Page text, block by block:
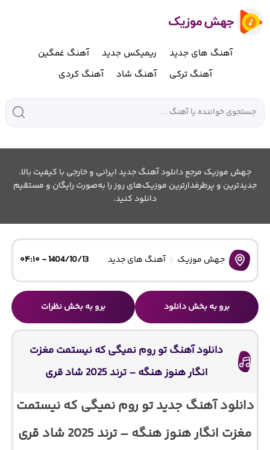
آهنگ های جدید ریمیکس جدید
آهنگ غمگین
آهنگ ترکی
آهنگ شاد آهنگ کردی
جهش موزیک مرجع دانلود آهنگ جدید ایرانی و خارجی با کیفیت بالا.
جدیدترین و پرطرفدارترین موزیک‌های روز را به‌صورت رایگان و مستقیم
دانلود کنید.
جهش موزیک آهنگ های جدید 1404/10/13 - ۰۴:۱۰
برو به بخش دانلود برو به بخش نظرات
دانلود آهنگ تو روم نمیگی که نیستمت مغزت
انگار هنوز هنگه – ترند 2025 شاد قری
دانلود آهنگ جدید تو روم نمیگی که نیستمت
مغزت انگار هنوز هنگه – ترند 2025 شاد قری